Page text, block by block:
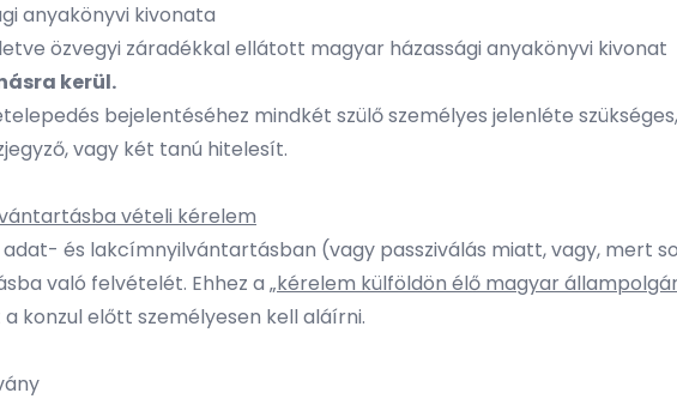
anyakönyvi kivonata
özvegyi záradékkal ellátott magyar házassági anyakönyvi kivonat
kerül.
bejelentéséhez mindkét szülő személyes jelenléte
vagy két tanú hitelesít.
vételi kérelem
és lakcímnyilvántartásban (vagy passziválás miatt, vagy, mert
való felvételét. Ehhez a „kérelem külföldön élő magyar
konzul előtt személyesen kell aláírni.